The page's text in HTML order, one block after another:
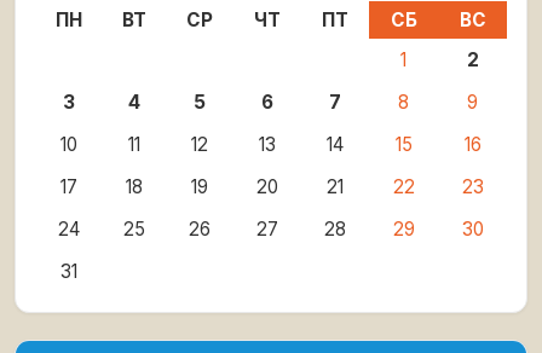
ПН ВТ СР ЧТ ПТ СБ
ВС
1
2
3
4 5 6 7 8
9
10
11 12 13 14 15
16
17
18 19 20 21 22
23
24
25 26 27 28 29
30
31